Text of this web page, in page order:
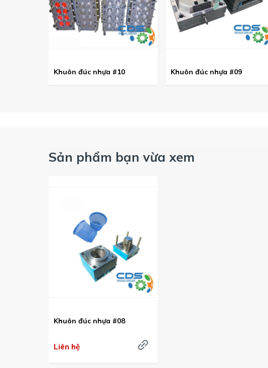
Khuôn đúc nhựa #10 Khuôn đúc nhựa #09
Sản phẩm bạn vừa xem
Khuôn đúc nhựa #08
Liên hệ